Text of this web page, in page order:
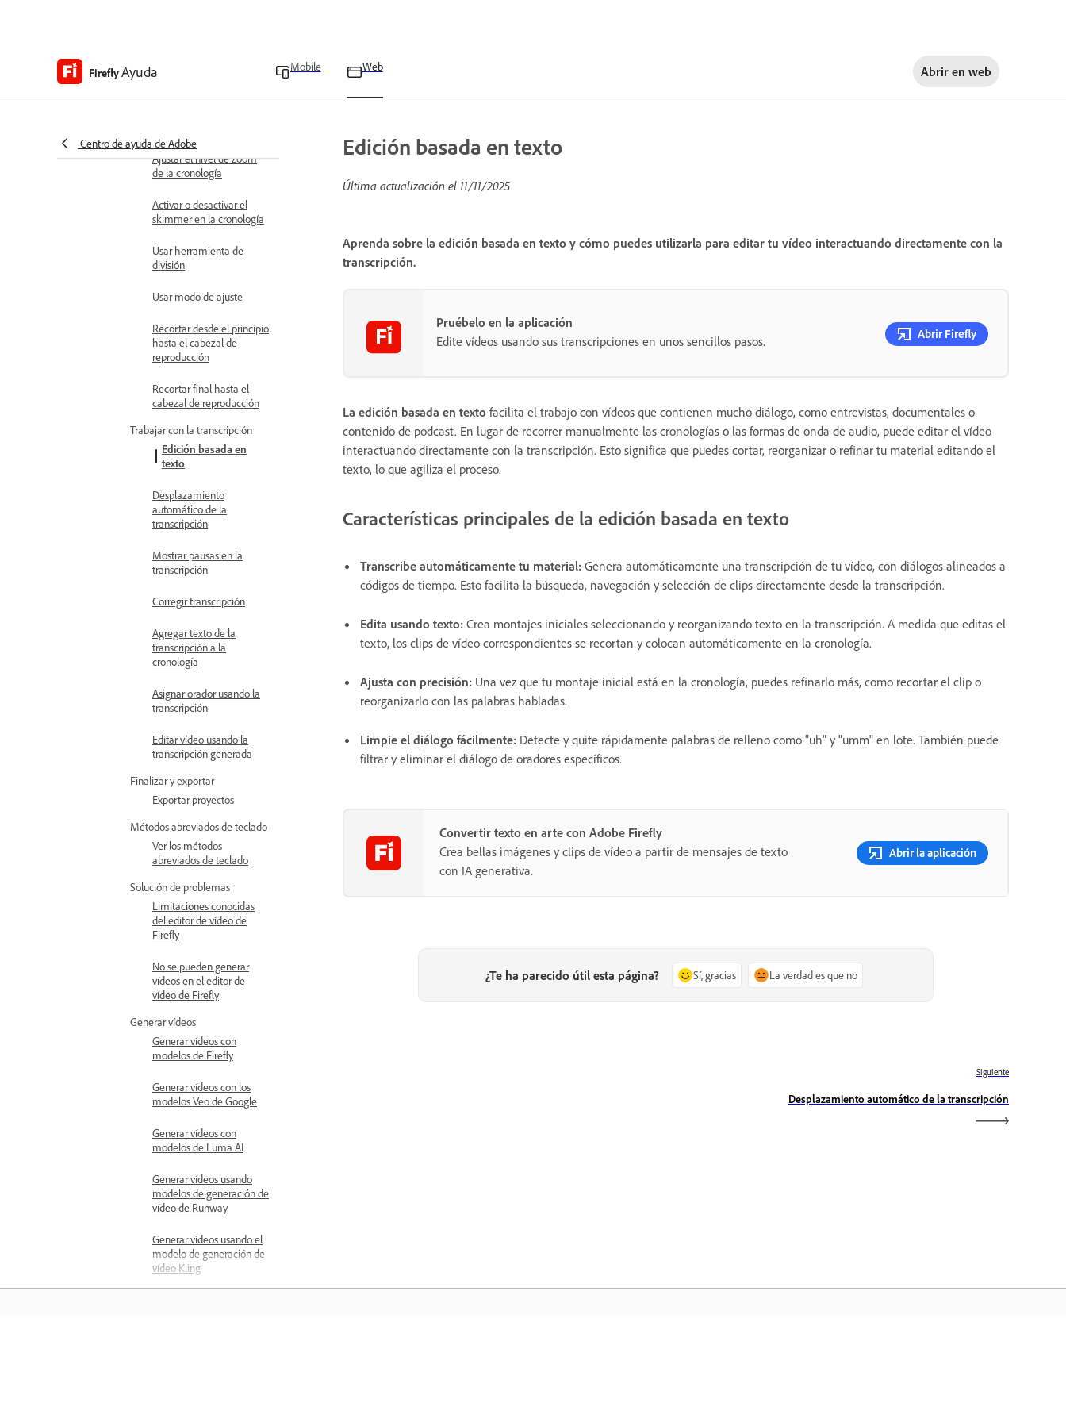
FireflyAyuda Mobile Web Abrir en web
Centro de ayuda de Adobe
Trabajar con la cronología
Mostrar u ocultar una
Ajustar el nivel de zoom
de la cronología
Activar o desactivar el
skimmer en la cronología
Usar herramienta de
división
Usar modo de ajuste
Recortar desde el principio
hasta el cabezal de
reproducción
Recortar final hasta el
cabezal de reproducción
Trabajar con la transcripción
Edición basada en
texto
Desplazamiento
automático de la
transcripción
Mostrar pausas en la
transcripción
Corregir transcripción
Agregar texto de la
transcripción a la
cronología
Asignar orador usando la
transcripción
Editar vídeo usando la
transcripción generada
Finalizar y exportar
Exportar proyectos
Métodos abreviados de teclado
Ver los métodos
abreviados de teclado
Solución de problemas
Limitaciones conocidas
del editor de vídeo de
Firefly
No se pueden generar
vídeos en el editor de
vídeo de Firefly
Generar vídeos
Generar vídeos con
modelos de Firefly
Generar vídeos con los
modelos Veo de Google
Generar vídeos con
modelos de Luma AI
Generar vídeos usando
modelos de generación de
vídeo de Runway
Generar vídeos usando el
modelo de generación de
vídeo Kling
Edición basada en texto
Última actualización el 11/11/2025
Aprenda sobre la edición basada en texto y cómo puedes utilizarla para editar tu vídeo interactuando directamente con la
transcripción.
Pruébelo en la aplicación
Edite vídeos usando sus transcripciones en unos sencillos pasos.
Abrir Firefly
La edición basada en texto facilita el trabajo con vídeos que contienen mucho diálogo, como entrevistas, documentales o
contenido de podcast. En lugar de recorrer manualmente las cronologías o las formas de onda de audio, puede editar el vídeo
interactuando directamente con la transcripción. Esto significa que puedes cortar, reorganizar o refinar tu material editando el
texto, lo que agiliza el proceso.
Características principales de la edición basada en texto
Transcribe automáticamente tu material: Genera automáticamente una transcripción de tu vídeo, con diálogos alineados a
códigos de tiempo. Esto facilita la búsqueda, navegación y selección de clips directamente desde la transcripción.
Edita usando texto: Crea montajes iniciales seleccionando y reorganizando texto en la transcripción. A medida que editas el
texto, los clips de vídeo correspondientes se recortan y colocan automáticamente en la cronología.
Ajusta con precisión: Una vez que tu montaje inicial está en la cronología, puedes refinarlo más, como recortar el clip o
reorganizarlo con las palabras habladas.
Limpie el diálogo fácilmente: Detecte y quite rápidamente palabras de relleno como "uh" y "umm" en lote. También puede
filtrar y eliminar el diálogo de oradores específicos.
Convertir texto en arte con Adobe Firefly
Crea bellas imágenes y clips de vídeo a partir de mensajes de texto
con IA generativa.
Abrir la aplicación
¿Te ha parecido útil esta página? Sí, gracias La verdad es que no
Siguiente
Desplazamiento automático de la transcripción